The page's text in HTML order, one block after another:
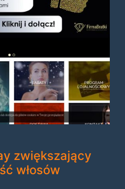
zwiększający
włosów